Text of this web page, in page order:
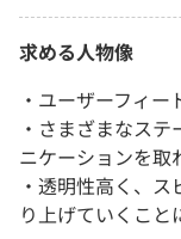
求める人物像
・ユーザーフィ
・さまざまなス
ニケーションを取
・透明性高く、
り上げていくこ